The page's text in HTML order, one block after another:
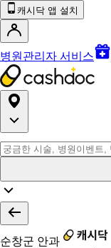
캐시닥 앱 설치
병원관리자 서비스
순창군 안과